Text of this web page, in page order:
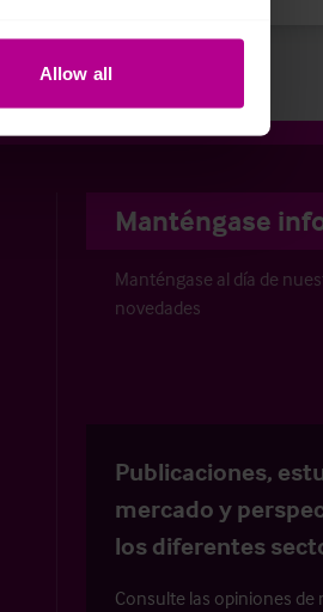
Allow all
Manténgase
Manténgase al día de
novedades
Publicaciones,
mercado y
los diferentes
Consulte las opiniones de